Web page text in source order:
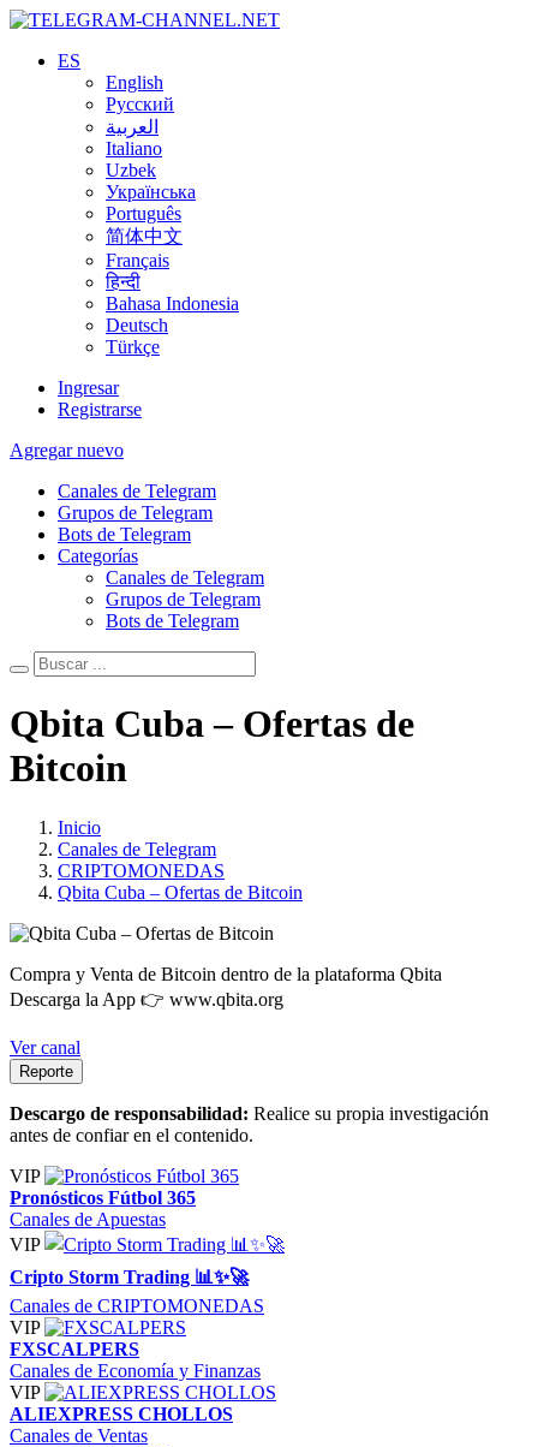
ES
English
Русский
العربية
Italiano
Uzbek
Українська
Português
简体中文
Français
हिन्दी
Bahasa Indonesia
Deutsch
Türkçe
Ingresar
Registrarse
Agregar nuevo
Canales de Telegram
Grupos de Telegram
Bots de Telegram
Categorías
Canales de Telegram
Grupos de Telegram
Bots de Telegram
Qbita Cuba – Ofertas de
Bitcoin
Inicio
Canales de Telegram
CRIPTOMONEDAS
Qbita Cuba – Ofertas de Bitcoin
Compra y Venta de Bitcoin dentro de la plataforma Qbita
Descarga la App 👉 www.qbita.org
Ver canal
Reporte
Descargo de responsabilidad: Realice su propia investigación
antes de confiar en el contenido.
VIP
Pronósticos Fútbol 365
Canales de Apuestas
VIP
Cripto Storm Trading 📊✨🚀
Canales de CRIPTOMONEDAS
VIP
FXSCALPERS
Canales de Economía y Finanzas
VIP
ALIEXPRESS CHOLLOS
Canales de Ventas